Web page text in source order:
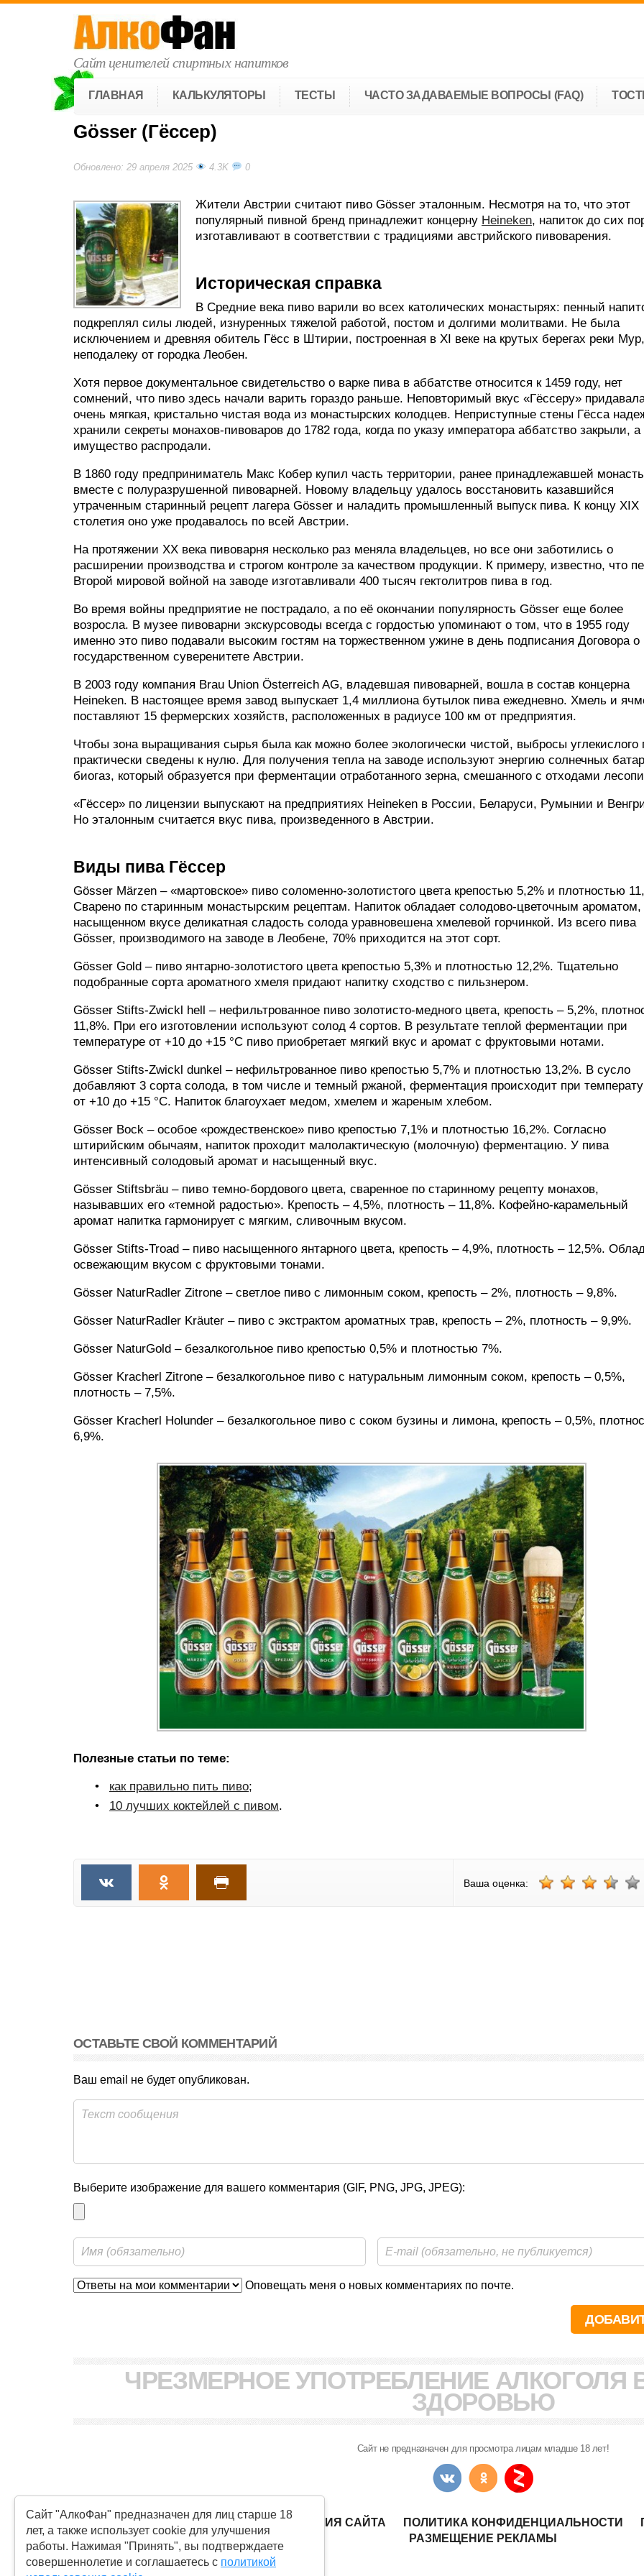
Сайт "АлкоФан" предназначен для лиц старше 18
лет, а также использует cookie для улучшения
работы. Нажимая "Принять", вы подтверждаете
совершеннолетие и соглашаетесь с политикой
Сайт ценителей спиртных напитков
ГЛАВНАЯ КАЛЬКУЛЯТОРЫ ТЕСТЫ ЧАСТО ЗАДАВАЕМЫЕ ВОПРОСЫ (FAQ)
Gösser (Гёссер)
Обновлено: 29 апреля 2025 4.3K 0
Жители Австрии считают пиво Gösser эталонным. Несмотря на то, что этот
популярный пивной бренд принадлежит концерну Hеineken, напиток до сих
изготавливают в соответствии с традициями австрийского пивоварения.
Историческая справка
В Средние века пиво варили во всех католических монастырях: пенный
подкреплял силы людей, изнуренных тяжелой работой, постом и долгими молитвами. Не была
исключением и древняя обитель Гёсс в Штирии, построенная в XI веке на крутых берегах реки Мур,
неподалеку от городка Леобен.
Хотя первое документальное свидетельство о варке пива в аббатстве относится к 1459 году, нет
сомнений, что пиво здесь начали варить гораздо раньше. Неповторимый вкус «Гёссеру»
очень мягкая, кристально чистая вода из монастырских колодцев. Неприступные стены Гёсса
хранили секреты монахов-пивоваров до 1782 года, когда по указу императора аббатство закрыли, а
имущество распродали.
В 1860 году предприниматель Макс Кобер купил часть территории, ранее принадлежавшей
вместе с полуразрушенной пивоварней. Новому владельцу удалось восстановить казавшийся
утраченным старинный рецепт лагера Gösser и наладить промышленный выпуск пива. К концу XIX
столетия оно уже продавалось по всей Австрии.
На протяжении XX века пивоварня несколько раз меняла владельцев, но все они заботились о
расширении производства и строгом контроле за качеством продукции. К примеру, известно, что
Второй мировой войной на заводе изготавливали 400 тысяч гектолитров пива в год.
Во время войны предприятие не пострадало, а по её окончании популярность Gösser еще более
возросла. В музее пивоварни экскурсоводы всегда с гордостью упоминают о том, что в 1955 году
именно это пиво подавали высоким гостям на торжественном ужине в день подписания Договора о
государственном суверенитете Австрии.
В 2003 году компания Brau Union Österreich AG, владевшая пивоварней, вошла в состав концерна
Heineken. В настоящее время завод выпускает 1,4 миллиона бутылок пива ежедневно. Хмель и
поставляют 15 фермерских хозяйств, расположенных в радиусе 100 км от предприятия.
Чтобы зона выращивания сырья была как можно более экологически чистой, выбросы углекислого
практически сведены к нулю. Для получения тепла на заводе используют энергию солнечных
биогаз, который образуется при ферментации отработанного зерна, смешанного с отходами
«Гёссер» по лицензии выпускают на предприятиях Heineken в России, Беларуси, Румынии и
Но эталонным считается вкус пива, произведенного в Австрии.
Виды пива Гёссер
Gösser Märzen – «мартовское» пиво соломенно-золотистого цвета крепостью 5,2% и плотностью
Сварено по старинным монастырским рецептам. Напиток обладает солодово-цветочным ароматом,
насыщенном вкусе деликатная сладость солода уравновешена хмелевой горчинкой. Из всего пива
Gösser, производимого на заводе в Леобене, 70% приходится на этот сорт.
Gösser Gold – пиво янтарно-золотистого цвета крепостью 5,3% и плотностью 12,2%. Тщательно
подобранные сорта ароматного хмеля придают напитку сходство с пильзнером.
Gösser Stifts-Zwickl hell – нефильтрованное пиво золотисто-медного цвета, крепость – 5,2%,
11,8%. При его изготовлении используют солод 4 сортов. В результате теплой ферментации при
температуре от +10 до +15 °C пиво приобретает мягкий вкус и аромат с фруктовыми нотами.
Gösser Stifts-Zwickl dunkel – нефильтрованное пиво крепостью 5,7% и плотностью 13,2%. В сусло
добавляют 3 сорта солода, в том числе и темный ржаной, ферментация происходит при
от +10 до +15 °C. Напиток благоухает медом, хмелем и жареным хлебом.
Gösser Bock – особое «рождественское» пиво крепостью 7,1% и плотностью 16,2%. Согласно
штирийским обычаям, напиток проходит малолактическую (молочную) ферментацию. У пива
интенсивный солодовый аромат и насыщенный вкус.
Gösser Stiftsbräu – пиво темно-бордового цвета, сваренное по старинному рецепту монахов,
называвших его «темной радостью». Крепость – 4,5%, плотность – 11,8%. Кофейно-карамельный
аромат напитка гармонирует с мягким, сливочным вкусом.
Gösser Stifts-Troad – пиво насыщенного янтарного цвета, крепость – 4,9%, плотность – 12,5%.
освежающим вкусом с фруктовыми тонами.
Gösser NaturRadler Zitrone – светлое пиво с лимонным соком, крепость – 2%, плотность – 9,8%.
Gösser NaturRadler Kräuter – пиво с экстрактом ароматных трав, крепость – 2%, плотность – 9,9%.
Gösser NaturGold – безалкогольное пиво крепостью 0,5% и плотностью 7%.
Gösser Kracherl Zitrone – безалкогольное пиво с натуральным лимонным соком, крепость – 0,5%,
плотность – 7,5%.
Gösser Kracherl Holunder – безалкогольное пиво с соком бузины и лимона, крепость – 0,5%,
6,9%.
Полезные статьи по теме:
как правильно пить пиво;
10 лучших коктейлей с пивом.
Ваша оценка:
ОСТАВЬТЕ СВОЙ КОММЕНТАРИЙ
Ваш email не будет опубликован.
Выберите изображение для вашего комментария (GIF, PNG, JPG, JPEG):
Оповещать меня о новых комментариях по почте.
ЧРЕЗМЕРНОЕ УПОТРЕБЛЕНИЕ АЛКОГОЛЯ
ЗДОРОВЬЮ
Сайт не предназначен для просмотра лицам младше 18 лет!
КОНТАКТЫ И УСЛОВИЯ ИСПОЛЬЗОВАНИЯ САЙТА ПОЛИТИКА КОНФИДЕНЦИАЛЬНОСТИ
РАЗМЕЩЕНИЕ РЕКЛАМЫ